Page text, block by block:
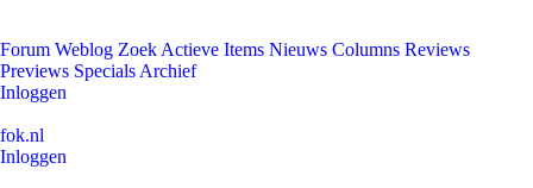
Forum Weblog Zoek Actieve Items Nieuws Columns Reviews
Previews Specials Archief
Inloggen
fok.nl
Inloggen